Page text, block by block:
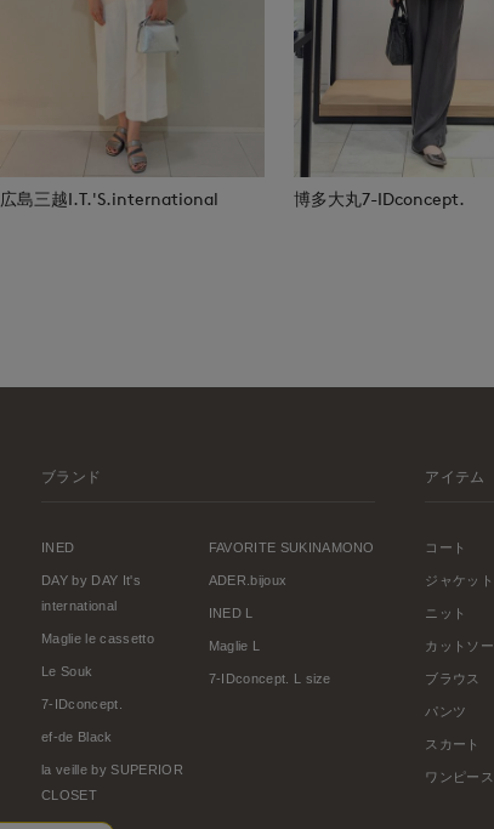
広島三越I.T.'S.international 博多大丸7-IDconcept.
ブランド
INED
DAY by DAY It's
international
Maglie le cassetto
Le Souk
7-IDconcept.
ef-de Black
la veille by SUPERIOR
CLOSET
FAVORITE SUKINAMONO
ADER.bijoux
INED L
Maglie L
7-IDconcept. L size
アイテム
コート
ジャケット
ニット
カットソー
ブラウス
パンツ
スカート
ワンピース